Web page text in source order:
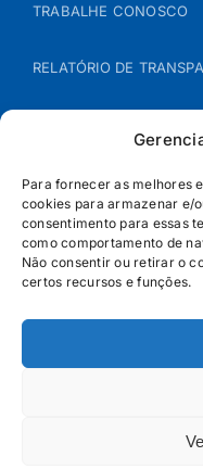
Para fornecer as melhores
cookies para armazenar e/
consentimento para essas
como comportamento de
Não consentir ou retirar o
certos recursos e funções.
TRABALHE CONOSCO
RELATÓRIO DE
POLÍTICA DE COOKIES
POLÍTICA DE
© Jandaia - 2026 ·